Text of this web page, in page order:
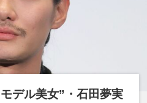
デル美女”・石田夢実